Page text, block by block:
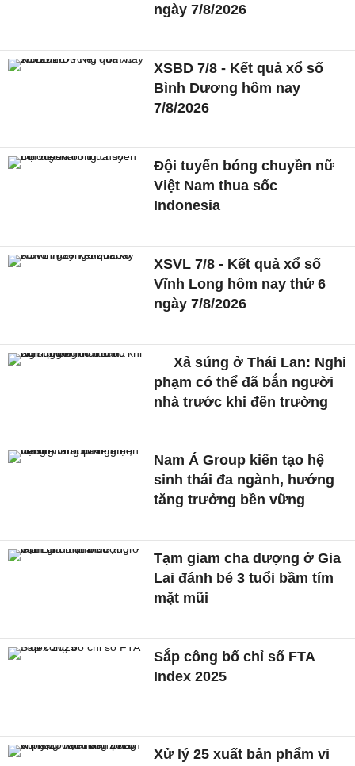
ngày 7/8/2026
XSBD 7/8 - Kết quả xổ số
Bình Dương hôm nay
7/8/2026
Đội tuyển bóng chuyền nữ
Việt Nam thua sốc
Indonesia
XSVL 7/8 - Kết quả xổ số
Vĩnh Long hôm nay thứ 6
ngày 7/8/2026
Xả súng ở Thái Lan: Nghi
phạm có thể đã bắn người
nhà trước khi đến trường
Nam Á Group kiến tạo hệ
sinh thái đa ngành, hướng
tăng trưởng bền vững
Tạm giam cha dượng ở Gia
Lai đánh bé 3 tuổi bầm tím
mặt mũi
Sắp công bố chỉ số FTA
Index 2025
Xử lý 25 xuất bản phẩm vi